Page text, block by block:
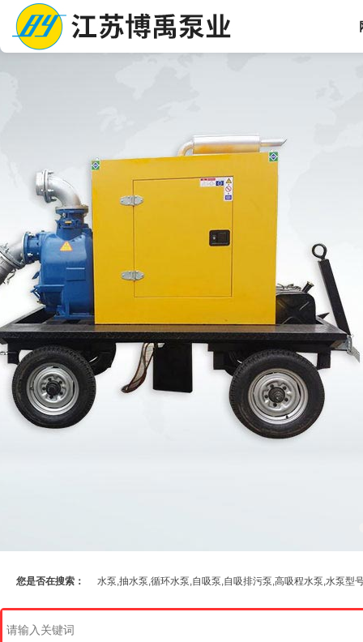
您是否在搜索： 水泵,抽水泵,循环水泵,自吸泵,自吸排污泵,高吸程水泵,水泵型